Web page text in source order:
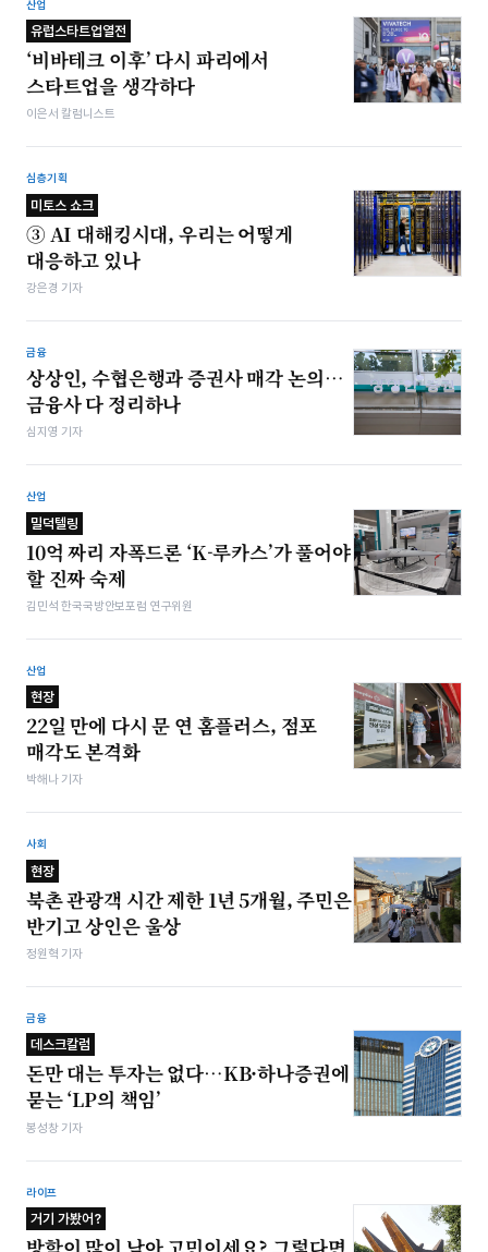
산업
유럽스타트업열전
‘비바테크 이후’ 다시 파리에서
스타트업을 생각하다
이은서 칼럼니스트
심층기획
미토스 쇼크
③ AI 대해킹시대, 우리는 어떻게
대응하고 있나
강은경 기자
금융
상상인, 수협은행과 증권사 매각 논의…
금융사 다 정리하나
심지영 기자
산업
밀덕텔링
10억 짜리 자폭드론 ‘K-루카스’가 풀어야
할 진짜 숙제
김민석 한국국방안보포럼 연구위원
산업
현장
22일 만에 다시 문 연 홈플러스, 점포
매각도 본격화
박해나 기자
사회
현장
북촌 관광객 시간 제한 1년 5개월, 주민은
반기고 상인은 울상
정원혁 기자
금융
데스크칼럼
돈만 대는 투자는 없다…KB·하나증권에
묻는 ‘LP의 책임’
봉성창 기자
라이프
거기 가봤어?